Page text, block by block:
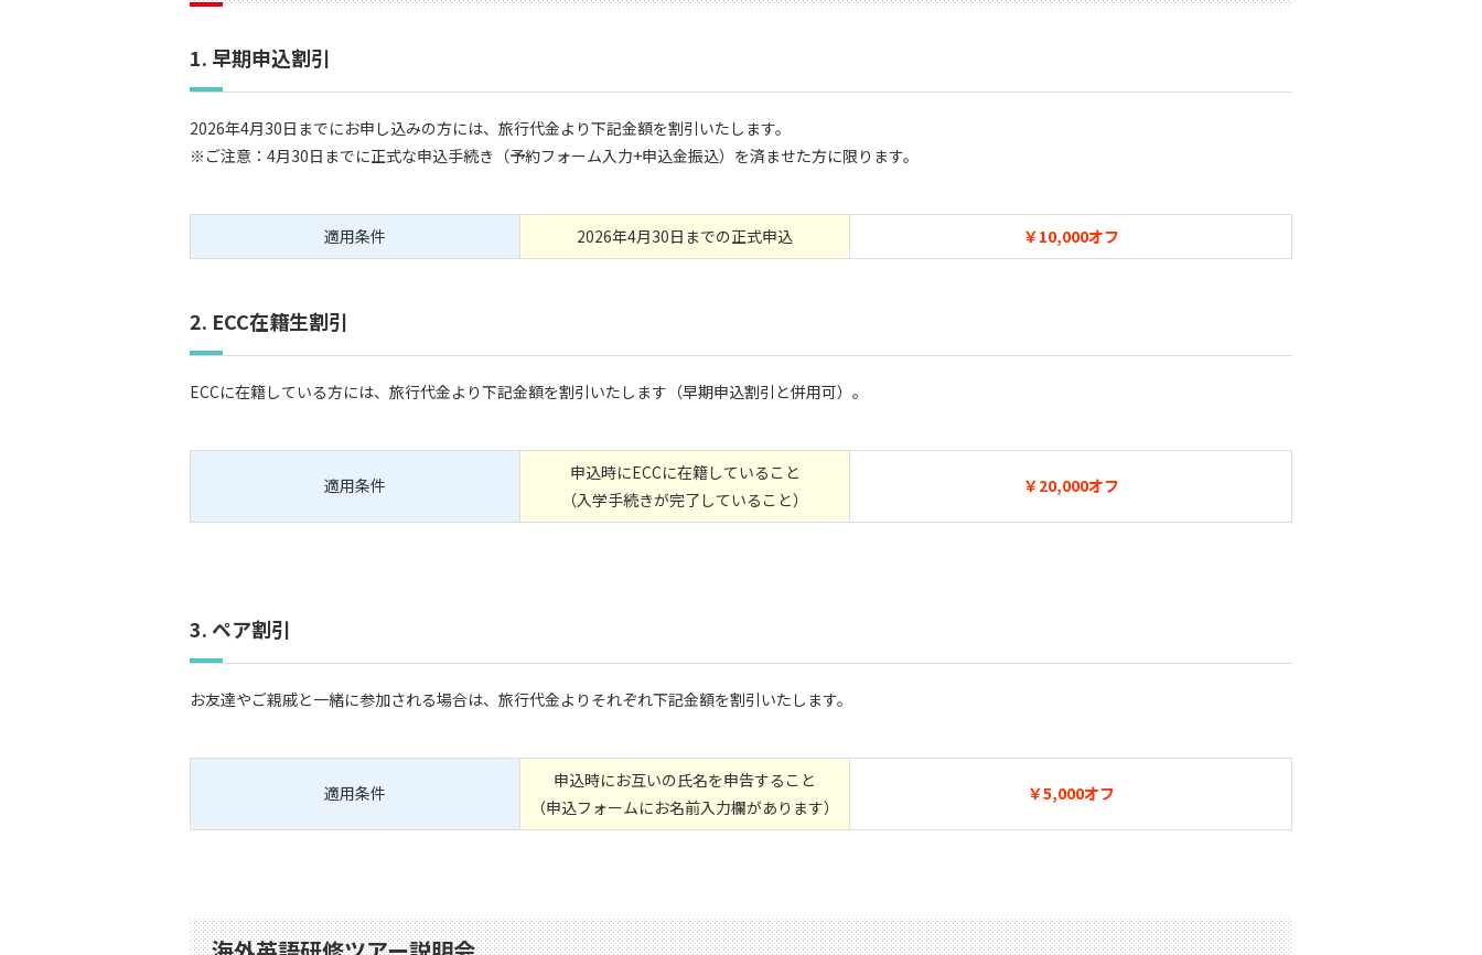
1. 早期申込割引
2026年4月30日までにお申し込みの方には、旅行代金より下記金額を割引いたします。
※ご注意：4月30日までに正式な申込手続き（予約フォーム入力+申込金振込）を済ませた方に限ります。
適用条件 2026年4月30日までの正式申込 ￥10,000オフ
2. ECC在籍生割引
ECCに在籍している方には、旅行代金より下記金額を割引いたします（早期申込割引と併用可）。
適用条件
申込時にECCに在籍していること
（入学手続きが完了していること）
￥20,000オフ
3. ペア割引
お友達やご親戚と一緒に参加される場合は、旅行代金よりそれぞれ下記金額を割引いたします。
適用条件
申込時にお互いの氏名を申告すること
（申込フォームにお名前入力欄があります）
￥5,000オフ